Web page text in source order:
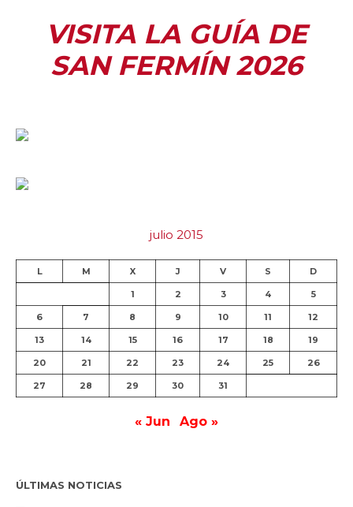
VISITA LA GUÍA DE
SAN FERMÍN 2026
julio 2015
L M X J V S D
1 2 3 4 5
6 7 8 9 10 11 12
13 14 15 16 17 18 19
20 21 22 23 24 25 26
27 28 29 30 31
« Jun Ago »
ÚLTIMAS NOTICIAS